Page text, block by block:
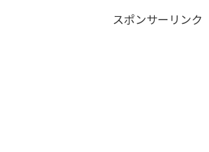
スポンサーリンク